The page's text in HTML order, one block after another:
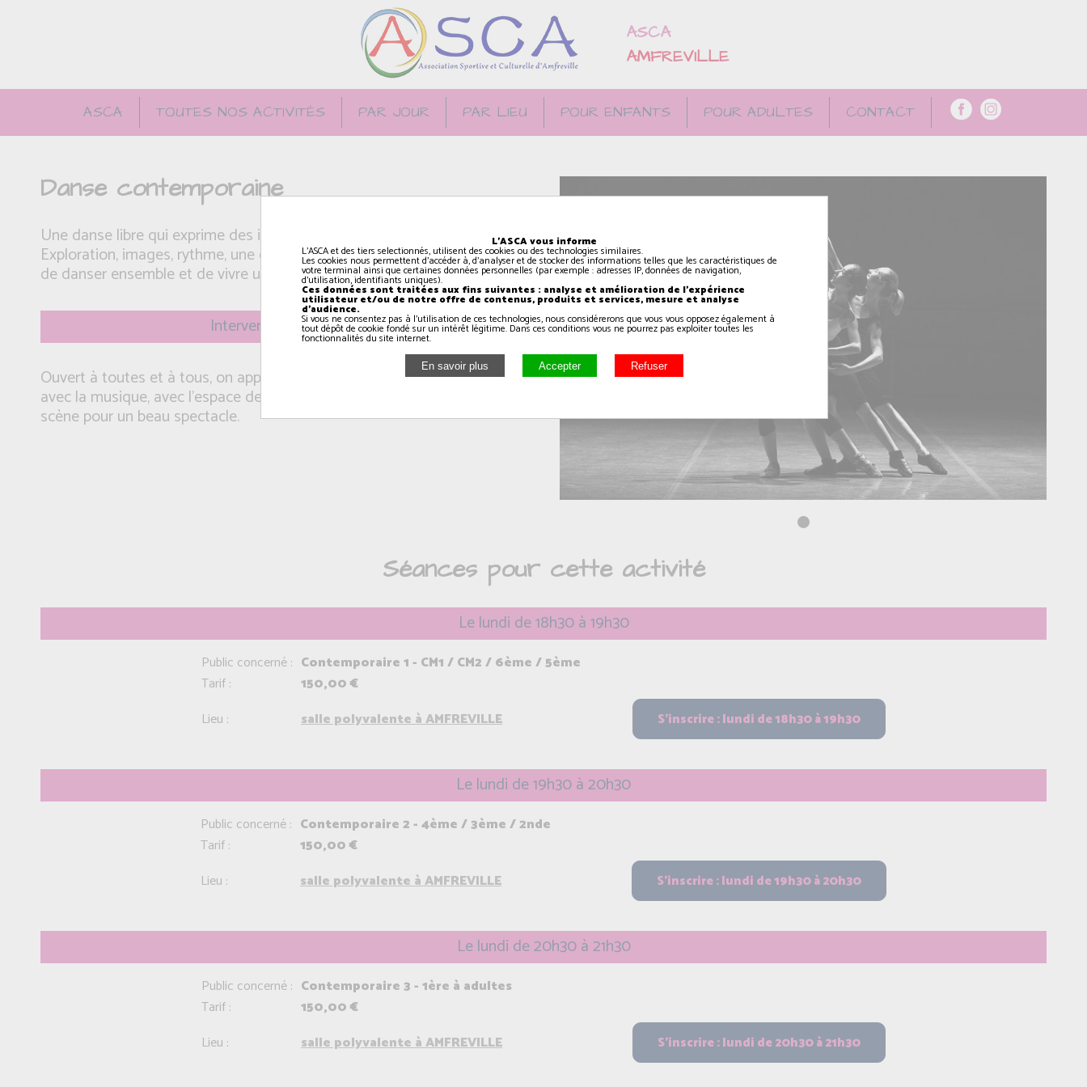
ASCA
AMFREVILLE
ASCA TOUTES NOS ACTIVITÉS PAR JOUR PAR LIEU POUR ENFANTS POUR ADULTES CONTACT
Danse contemporaine
Une danse libre qui exprime des idées artistiques, des sentiments.
Exploration, images, rythme, une cohésion de groupe se forme, le plaisir
de danser ensemble et de vivre une belle expérience sur scène.
Intervenant(e): Arnaud
Ouvert à toutes et à tous, on apprend à mieux coordonner son corps
avec la musique, avec l'espace de danse et le groupe. On se retrouve sur
scène pour un beau spectacle.
Séances pour cette activité
Le lundi de 18h30 à 19h30
Public concerné : Contemporaire 1 - CM1 / CM2 / 6ème / 5ème
Tarif :
150,00 €
Lieu :
salle polyvalente à AMFREVILLE
Le lundi de 19h30 à 20h30
Public concerné : Contemporaire 2 - 4ème / 3ème / 2nde
Tarif :
150,00 €
Lieu :
salle polyvalente à AMFREVILLE
Le lundi de 20h30 à 21h30
Public concerné : Contemporaire 3 - 1ère à adultes
Tarif :
150,00 €
Lieu :
salle polyvalente à AMFREVILLE
L'ASCA vous informe
L'ASCA et des tiers selectionnés, utilisent des cookies ou des technologies similaires.
Les cookies nous permettent d'accéder à, d'analyser et de stocker des informations telles que les caractéristiques de
votre terminal ainsi que certaines données personnelles (par exemple : adresses IP, données de navigation,
d'utilisation, identifiants uniques).
Ces données sont traitées aux fins suivantes : analyse et amélioration de l'expérience
utilisateur et/ou de notre offre de contenus, produits et services, mesure et analyse
d'audience.
Si vous ne consentez pas à l'utilisation de ces technologies, nous considérerons que vous vous opposez également à
tout dépôt de cookie fondé sur un intérêt légitime. Dans ces conditions vous ne pourrez pas exploiter toutes les
fonctionnalités du site internet.